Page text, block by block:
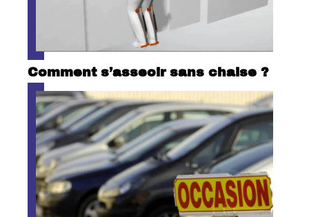
Comment s’asseoir sans chaise ?